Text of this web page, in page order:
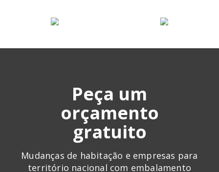
Peça um
orçamento
gratuito
Mudanças de habitação e empresas para
território nacional com embalamento